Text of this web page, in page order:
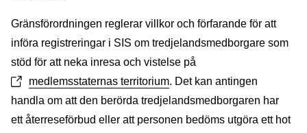
Gränsförordningen reglerar villkor och förfarande för att
införa registreringar i SIS om tredjelandsmedborgare som
stöd för att neka inresa och vistelse på
medlemsstaternas territorium. Det kan antingen
handla om att den berörda tredjelandsmedborgaren har
ett återreseförbud eller att personen bedöms utgöra ett hot